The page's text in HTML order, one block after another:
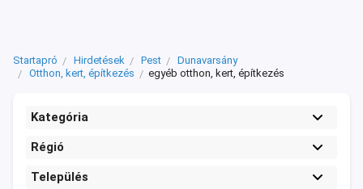
Startapró Hirdetések Pest
Dunavarsány
Otthon, kert, építkezés
egyéb otthon, kert, építkezés
Kategória
Régió
Település